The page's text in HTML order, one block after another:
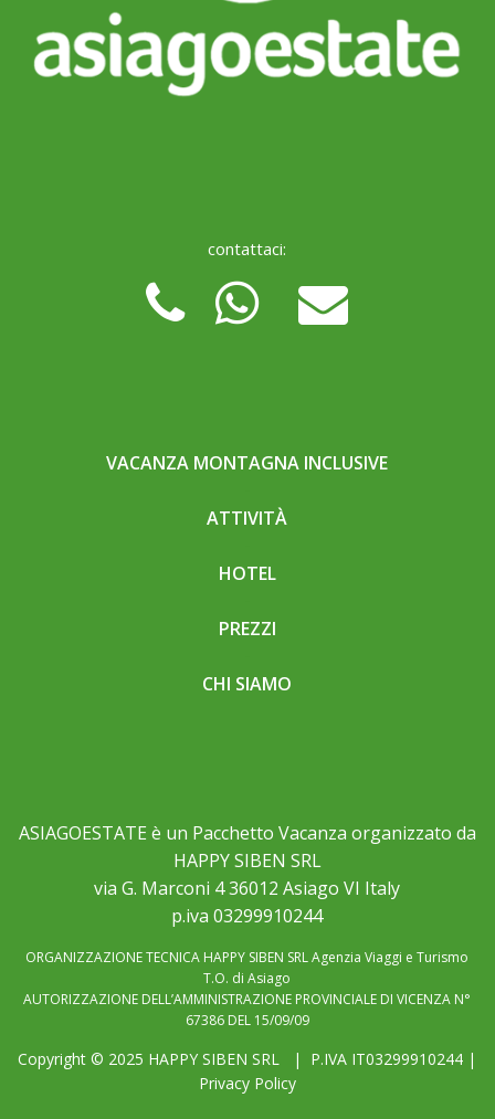
contattaci:
VACANZA MONTAGNA INCLUSIVE
ATTIVITÀ
HOTEL
PREZZI
CHI SIAMO
ASIAGOESTATE è un Pacchetto Vacanza organizzato da
HAPPY SIBEN SRL
via G. Marconi 4 36012 Asiago VI Italy
p.iva 03299910244
ORGANIZZAZIONE TECNICA HAPPY SIBEN SRL Agenzia Viaggi e Turismo
T.O. di Asiago
AUTORIZZAZIONE DELL’AMMINISTRAZIONE PROVINCIALE DI VICENZA N°
67386 DEL 15/09/09
Copyright © 2025 HAPPY SIBEN SRL | P.IVA IT03299910244 |
Privacy Policy